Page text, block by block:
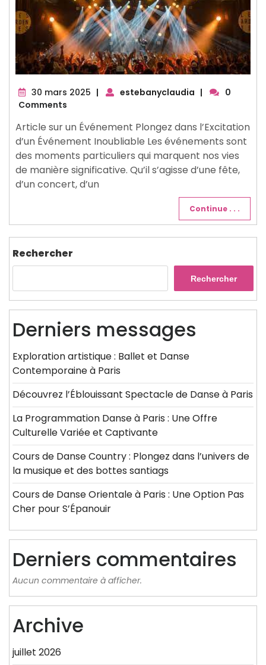
30 mars 2025 30
| estebanyclaudia |
0
Comments
Article sur un Événement Plongez dans l’Excitation
d’un Événement Inoubliable Les événements sont
des moments particuliers qui marquent nos vies
de manière significative. Qu’il s’agisse d’une fête,
d’un concert, d’un
Continue . . .
Rechercher
Rechercher
Derniers messages
Exploration artistique : Ballet et Danse
Contemporaine à Paris
Découvrez l’Éblouissant Spectacle de Danse à Paris
La Programmation Danse à Paris : Une Offre
Culturelle Variée et Captivante
Cours de Danse Country : Plongez dans l’univers de
la musique et des bottes santiags
Cours de Danse Orientale à Paris : Une Option Pas
Cher pour S’Épanouir
Derniers commentaires
Aucun commentaire à afficher.
Archive
juillet 2026